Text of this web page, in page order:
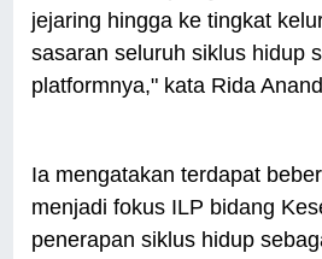
jejaring hingga ke tingkat
sasaran seluruh siklus hidup
platformnya," kata Rida
Ia mengatakan terdapat
menjadi fokus ILP bidang
penerapan siklus hidup